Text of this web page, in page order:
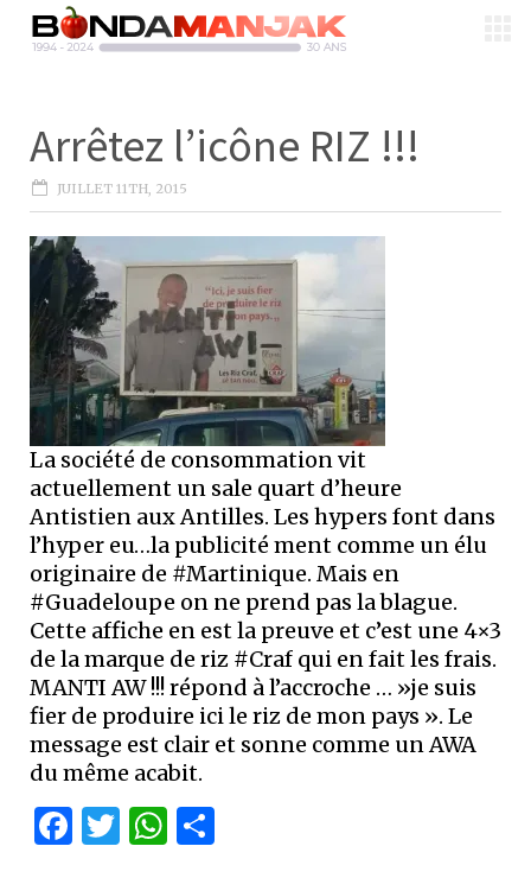
Arrêtez l’icône RIZ !!!
JUILLET 11TH, 2015
La société de consommation vit
actuellement un sale quart d’heure
Antistien aux Antilles. Les hypers font dans
l’hyper eu…la publicité ment comme un élu
originaire de #Martinique. Mais en
#Guadeloupe on ne prend pas la blague.
Cette affiche en est la preuve et c’est une 4×3
de la marque de riz #Craf qui en fait les frais.
MANTI AW !!! répond à l’accroche … »je suis
fier de produire ici le riz de mon pays ». Le
message est clair et sonne comme un AWA
du même acabit.
Facebook
Twitter
WhatsApp